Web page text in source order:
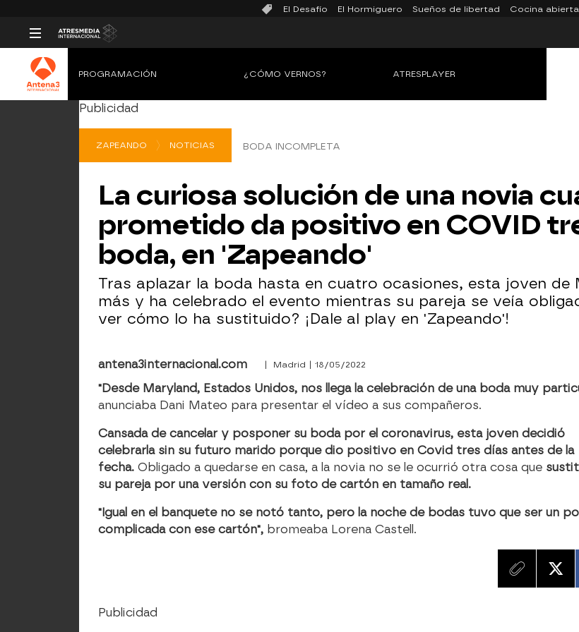
El Desafío El Hormiguero Sueños de libertad Cocina
PROGRAMACIÓN ¿CÓMO VERNOS? ATRESPLAYER
Publicidad
ZAPEANDO NOTICIAS BODA INCOMPLETA
La curiosa solución de una novia
prometido da positivo en COVID
boda, en 'Zapeando'
Tras aplazar la boda hasta en cuatro ocasiones, esta joven de
más y ha celebrado el evento mientras su pareja se veía
ver cómo lo ha sustituido? ¡Dale al play en 'Zapeando'!
antena3internacional.com | Madrid | 18/05/2022
"Desde Maryland, Estados Unidos, nos llega la celebración de una boda muy
anunciaba Dani Mateo para presentar el vídeo a sus compañeros.
Cansada de cancelar y posponer su boda por el coronavirus, esta joven decidió
celebrarla sin su futuro marido porque dio positivo en Covid tres días antes de la
fecha.Obligado a quedarse en casa, a la novia no se le ocurrió otra cosa que
su pareja por una versión con su foto de cartón en tamaño real.
"Igual en el banquete no se notó tanto, pero la noche de bodas tuvo que ser un
complicada con ese cartón", bromeaba Lorena Castell.
Publicidad